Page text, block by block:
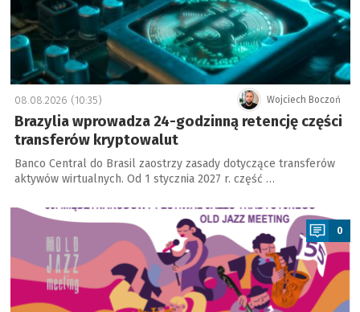
Wojciech Boczoń
08.08.2026 (10:35)
Brazylia wprowadza 24-godzinną retencję części
transferów kryptowalut
Banco Central do Brasil zaostrzy zasady dotyczące transferów
aktywów wirtualnych. Od 1 stycznia 2027 r. część …
a
0